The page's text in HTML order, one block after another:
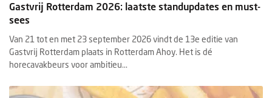
Gastvrij Rotterdam 2026: laatste standupdates en must-
sees
Van 21 tot en met 23 september 2026 vindt de 13e editie van
Gastvrij Rotterdam plaats in Rotterdam Ahoy. Het is dé
horecavakbeurs voor ambitieu...